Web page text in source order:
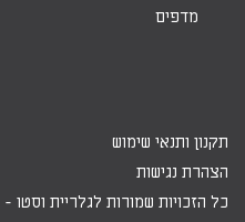
מדפים
תקנון ותנאי שימוש
הצהרת נגישות
כל הזכויות שמורות לגלריית וסטו -